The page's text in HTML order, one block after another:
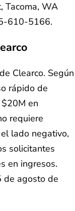
Tacoma, WA
610-5166.
Clearco. Según
rápido de
en
requiere
lado negativo,
solicitantes
en ingresos.
de agosto de